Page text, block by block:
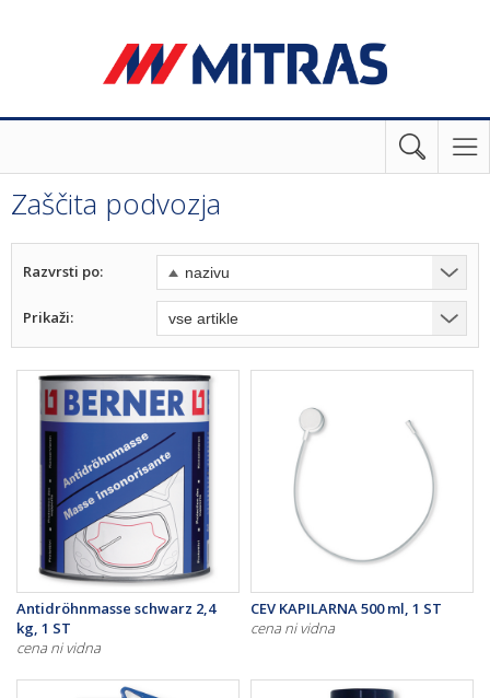
Zaščita podvozja
Razvrsti po:
Prikaži:
Antidröhnmasse schwarz 2,4
kg, 1 ST
cena ni vidna
CEV KAPILARNA 500 ml, 1 ST
cena ni vidna